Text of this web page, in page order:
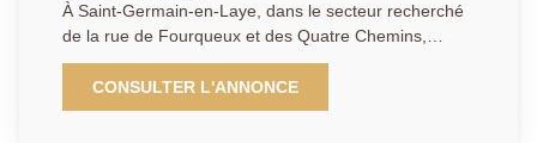
À Saint-Germain-en-Laye, dans le secteur recherché
de la rue de Fourqueux et des Quatre Chemins,
découvrez ce terrain constructible de 876 m². Situé en
zone UD du PLU de SAINT GERMAIN EN LAYE
Terrain non viabilisé. Le terrain bénéficie d'un permis
CONSULTER L'ANNONCE